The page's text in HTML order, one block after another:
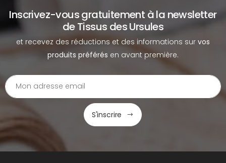
Inscrivez-vous gratuitement à la newsletter
de Tissus des Ursules
et recevez des réductions et des informations sur vos
produits préférés en avant première.
S'inscrire